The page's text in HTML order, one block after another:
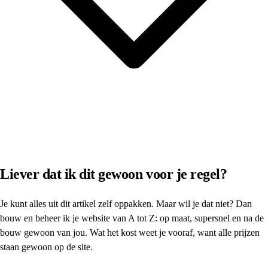
Liever dat ik dit gewoon voor je regel?
Je kunt alles uit dit artikel zelf oppakken. Maar wil je dat niet? Dan
bouw en beheer ik je website van A tot Z: op maat, supersnel en na de
bouw gewoon van jou. Wat het kost weet je vooraf, want alle prijzen
staan gewoon op de site.